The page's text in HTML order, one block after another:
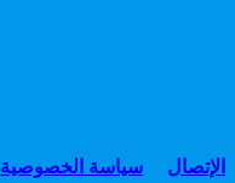
الإتصال سياسة الخصوصية